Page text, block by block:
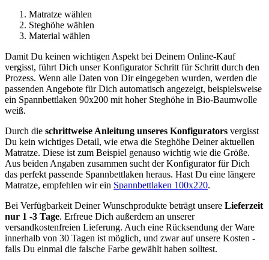
Matratze wählen
Steghöhe wählen
Material wählen
Damit Du keinen wichtigen Aspekt bei Deinem Online-Kauf
vergisst, führt Dich unser Konfigurator Schritt für Schritt durch den
Prozess. Wenn alle Daten von Dir eingegeben wurden, werden die
passenden Angebote für Dich automatisch angezeigt, beispielsweise
ein Spannbettlaken 90x200 mit hoher Steghöhe in Bio-Baumwolle
weiß.
Durch die schrittweise Anleitung unseres Konfigurators vergisst
Du kein wichtiges Detail, wie etwa die Steghöhe Deiner aktuellen
Matratze. Diese ist zum Beispiel genauso wichtig wie die Größe.
Aus beiden Angaben zusammen sucht der Konfigurator für Dich
das perfekt passende Spannbettlaken heraus. Hast Du eine längere
Matratze, empfehlen wir ein Spannbettlaken 100x220.
Bei Verfügbarkeit Deiner Wunschprodukte beträgt unsere Lieferzeit
nur 1 -3 Tage. Erfreue Dich außerdem an unserer
versandkostenfreien Lieferung. Auch eine Rücksendung der Ware
innerhalb von 30 Tagen ist möglich, und zwar auf unsere Kosten -
falls Du einmal die falsche Farbe gewählt haben solltest.